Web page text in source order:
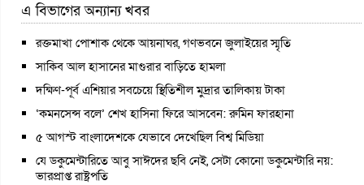
এ বিভাগের অন্যান্য খবর
রক্তমাখা পোশাক থেকে আয়নাঘর, গণভবনে জুলাইয়ের স্মৃতি
সাকিব আল হাসানের মাগুরার বাড়িতে হামলা
দক্ষিণ-পূর্ব এশিয়ার সবচেয়ে স্থিতিশীল মুদ্রার তালিকায় টাকা
‘কমনসেন্স বলে’ শেখ হাসিনা ফিরে আসবেন: রুমিন ফারহানা
৫ আগস্ট বাংলাদেশকে যেভাবে দেখেছিল বিশ্ব মিডিয়া
যে ডকুমেন্টারিতে আবু সাঈদের ছবি নেই, সেটা কোনো ডকুমেন্টারি নয়:
ভারপ্রাপ্ত রাষ্ট্রপতি